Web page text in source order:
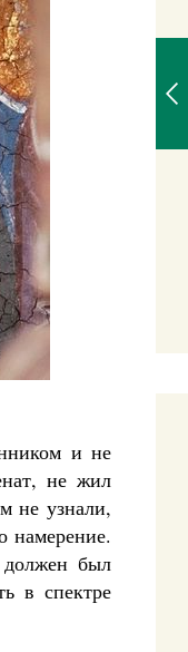
и не
не жил
не узнали,
намерение.
должен был
в спектре
Научись у